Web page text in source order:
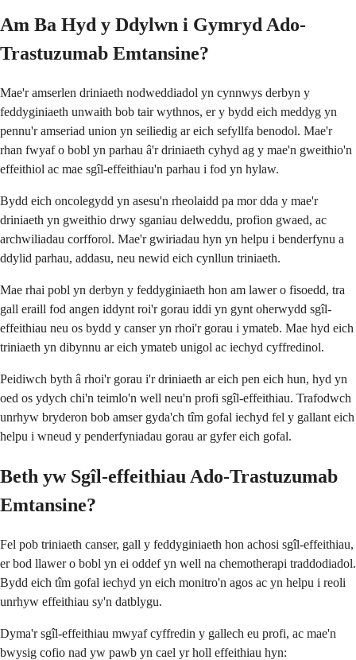
Am Ba Hyd y Ddylwn i Gymryd Ado-
Trastuzumab Emtansine?
Mae'r amserlen driniaeth nodweddiadol yn cynnwys derbyn y
feddyginiaeth unwaith bob tair wythnos, er y bydd eich meddyg yn
pennu'r amseriad union yn seiliedig ar eich sefyllfa benodol. Mae'r
rhan fwyaf o bobl yn parhau â'r driniaeth cyhyd ag y mae'n gweithio'n
effeithiol ac mae sgîl-effeithiau'n parhau i fod yn hylaw.
Bydd eich oncolegydd yn asesu'n rheolaidd pa mor dda y mae'r
driniaeth yn gweithio drwy sganiau delweddu, profion gwaed, ac
archwiliadau corfforol. Mae'r gwiriadau hyn yn helpu i benderfynu a
ddylid parhau, addasu, neu newid eich cynllun triniaeth.
Mae rhai pobl yn derbyn y feddyginiaeth hon am lawer o fisoedd, tra
gall eraill fod angen iddynt roi'r gorau iddi yn gynt oherwydd sgîl-
effeithiau neu os bydd y canser yn rhoi'r gorau i ymateb. Mae hyd eich
triniaeth yn dibynnu ar eich ymateb unigol ac iechyd cyffredinol.
Peidiwch byth â rhoi'r gorau i'r driniaeth ar eich pen eich hun, hyd yn
oed os ydych chi'n teimlo'n well neu'n profi sgîl-effeithiau. Trafodwch
unrhyw bryderon bob amser gyda'ch tîm gofal iechyd fel y gallant eich
helpu i wneud y penderfyniadau gorau ar gyfer eich gofal.
Beth yw Sgîl-effeithiau Ado-Trastuzumab
Emtansine?
Fel pob triniaeth canser, gall y feddyginiaeth hon achosi sgîl-effeithiau,
er bod llawer o bobl yn ei oddef yn well na chemotherapi traddodiadol.
Bydd eich tîm gofal iechyd yn eich monitro'n agos ac yn helpu i reoli
unrhyw effeithiau sy'n datblygu.
Dyma'r sgîl-effeithiau mwyaf cyffredin y gallech eu profi, ac mae'n
bwysig cofio nad yw pawb yn cael yr holl effeithiau hyn: